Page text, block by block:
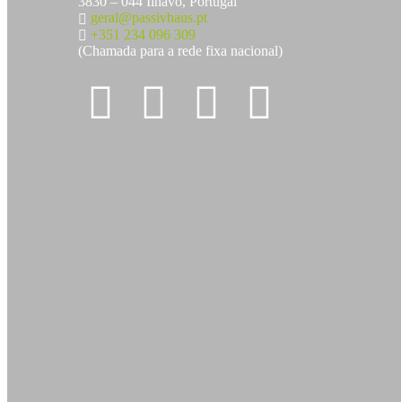
geral@passivhaus.pt
+351 234 096 309
(Chamada para a rede fixa nacional)